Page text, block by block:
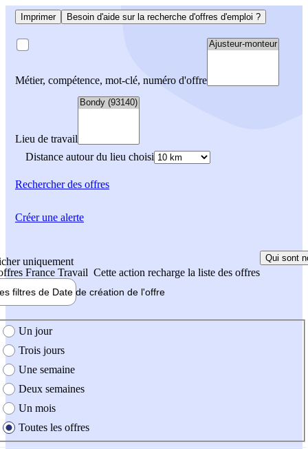
Imprimer Besoin d'aide sur la recherche d'offres d'emploi ?
Métier, compétence, mot-clé, numéro d'offre
Lieu de travail
Distance autour du lieu choisi
Rechercherdes offres
uniquement
France Travail Cette action recharge la liste des offres
Qui sont
filtres de Date de création de l'offre
création de l'offre
Un jour
Trois jours
Une semaine
Deux semaines
Un mois
Toutes les offres
Créer une alerte